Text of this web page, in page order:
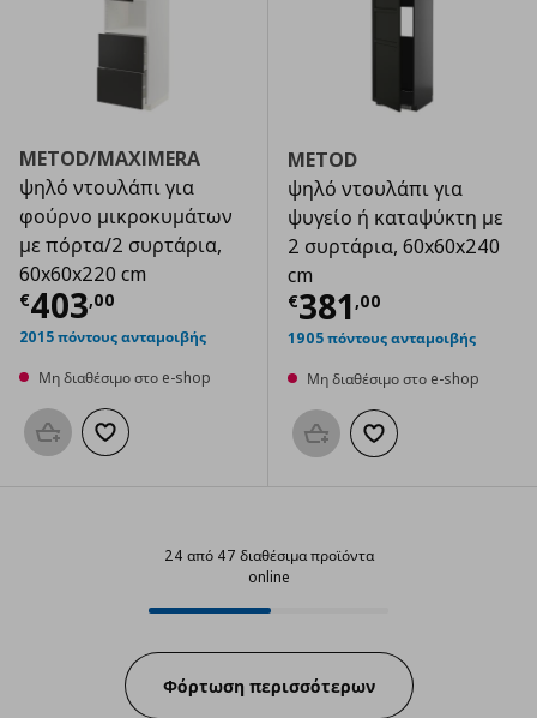
METOD/MAXIMERA
ψηλό ντουλάπι για
φούρνο μικρoκυμάτων
με πόρτα/2 συρτάρια,
60x60x220 cm
€403,00
Τρέχουσα τιμή € 403,00
2015 πόντους ανταμοιβής
Μη διαθέσιμο στο e-shop
Προσθήκη στο καλάθι
Προσθήκη στα αγαπημένα
METOD
ψηλό ντουλάπι για
ψυγείο ή καταψύκτη με
2 συρτάρια, 60x60x240
cm
€381 ,00
Τρέχουσα
1905 πόντους ανταμοιβής
Μη διαθέσιμο στο e-shop
Προσθήκη στο καλάθι
Προσθήκη στα
24 από 47 διαθέσιμα προϊόντα
online
24 από 47 διαθέσιμα προϊόντα
Progress:
Φόρτωση περισσότερων